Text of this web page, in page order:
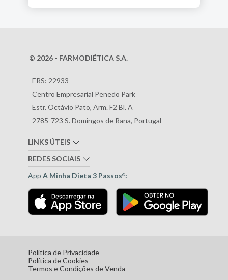
© 2026 - FARMODIÉTICA S.A.
ERS: 22933
Centro Empresarial Penedo Park
Estr. Octávio Pato, Arm. F2 Bl. A
2785-723 S. Domingos de Rana, Portugal
LINKS ÚTEIS
REDES SOCIAIS
App A Minha Dieta 3 Passos®:
Política de Privacidade
Política de Cookies
Termos e Condições de Venda